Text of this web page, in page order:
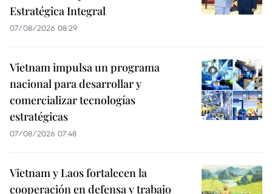
Estratégica Integral
07/08/2026 08:29
Vietnam impulsa un programa
nacional para desarrollar y
comercializar tecnologías
estratégicas
07/08/2026 07:48
Vietnam y Laos fortalecen la
cooperación en defensa y trabajo